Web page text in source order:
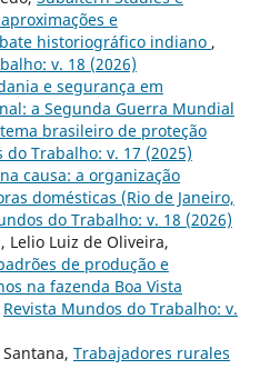
e
historiográfico indiano ,
v. 18 (2026)
e segurança em
a Segunda Guerra Mundial
brasileiro de proteção
do Trabalho: v. 17 (2025)
causa: a organização
domésticas (Rio de Janeiro,
do Trabalho: v. 18 (2026)
Lelio Luiz de Oliveira,
de produção e
na fazenda Boa Vista
Revista Mundos do Trabalho: v.
Trabajadores rurales